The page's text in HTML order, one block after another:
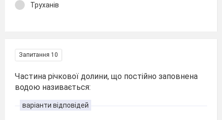
Труханів
Запитання 10
Частина річкової долини, що постійно заповнена
водою називається:
варіанти відповідей